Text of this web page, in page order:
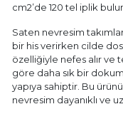
cm2’de 120 tel iplik
Saten nevresim
bir his verirken cilde
özelliğiyle nefes alır
göre daha sık bir
yapıya sahiptir. Bu
nevresim dayanıklı ve